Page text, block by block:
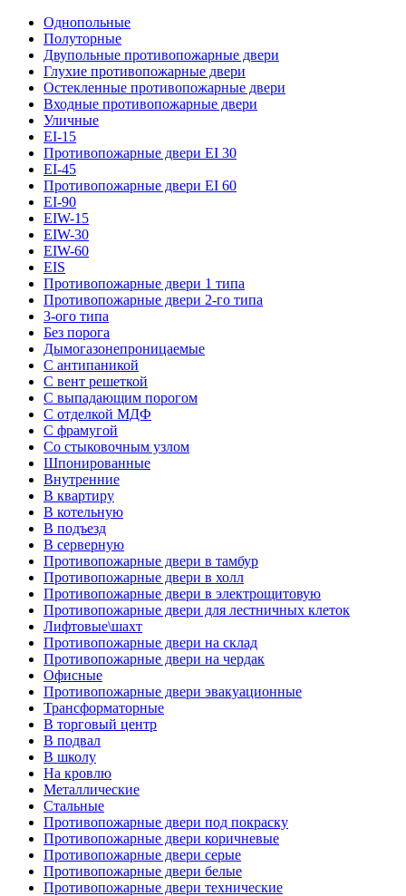
Однопольные
Полуторные
Двупольные противопожарные двери
Глухие противопожарные двери
Остекленные противопожарные двери
Входные противопожарные двери
Уличные
EI-15
Противопожарные двери EI 30
EI-45
Противопожарные двери EI 60
EI-90
EIW-15
EIW-30
EIW-60
EIS
Противопожарные двери 1 типа
Противопожарные двери 2-го типа
3-ого типа
Без порога
Дымогазонепроницаемые
С антипаникой
С вент решеткой
С выпадающим порогом
С отделкой МДФ
С фрамугой
Со стыковочным узлом
Шпонированные
Внутренние
В квартиру
В котельную
В подъезд
В серверную
Противопожарные двери в тамбур
Противопожарные двери в холл
Противопожарные двери в электрощитовую
Противопожарные двери для лестничных клеток
Лифтовые\шахт
Противопожарные двери на склад
Противопожарные двери на чердак
Офисные
Противопожарные двери эвакуационные
Трансформаторные
В торговый центр
В подвал
В школу
На кровлю
Металлические
Стальные
Противопожарные двери под покраску
Противопожарные двери коричневые
Противопожарные двери серые
Противопожарные двери белые
Противопожарные двери технические